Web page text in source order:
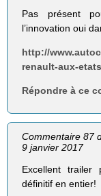
Pas présent
l’innovation oui
http://
renault-aux-
Répondre à ce
Commentaire 87
9 janvier 2017
Excellent
définitif en entier!